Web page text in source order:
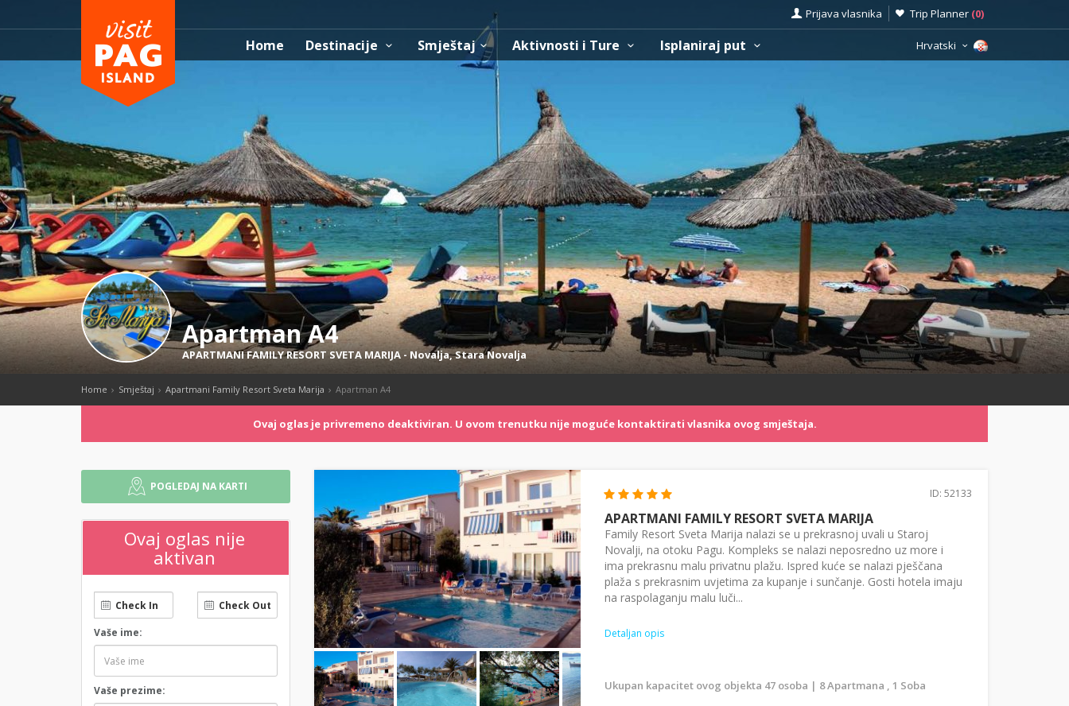
Prijava vlasnika Trip Planner (0)
Home Destinacije Smještaj Aktivnosti i Ture Isplaniraj put Hrvatski
Apartman A4
APARTMANI FAMILY RESORT SVETA MARIJA -Novalja,Stara Novalja
Home Smještaj Apartmani Family Resort Sveta Marija Apartman A4
Ovaj oglas je privremeno deaktiviran. U ovom trenutku nije moguće kontaktirati vlasnika ovog smještaja.
POGLEDAJ NA KARTI
Ovaj oglas nije
aktivan
Vaše ime:
Vaše prezime:
ID: 52133
APARTMANI FAMILY RESORT SVETA MARIJA
Family Resort Sveta Marija nalazi se u prekrasnoj uvali u Staroj
Novalji, na otoku Pagu. Kompleks se nalazi neposredno uz more i
ima prekrasnu malu privatnu plažu. Ispred kuće se nalazi pješčana
plaža s prekrasnim uvjetima za kupanje i sunčanje. Gosti hotela imaju
na raspolaganju malu luči...
Detaljan opis
Ukupan kapacitet ovog objekta 47 osoba | 8 Apartmana , 1 Soba